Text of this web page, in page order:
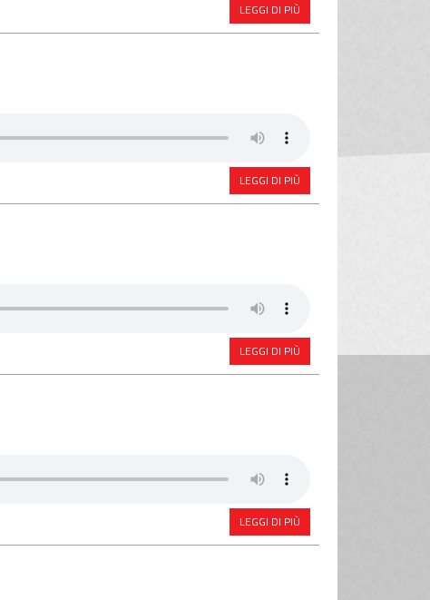
LEGGI DI PIÙ
LEGGI DI PIÙ
LEGGI DI PIÙ
LEGGI DI PIÙ